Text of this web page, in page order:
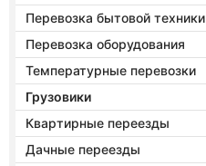
Перевозка бытовой техники
Перевозка оборудования
Температурные перевозки
Грузовики
Квартирные переезды
Дачные переезды